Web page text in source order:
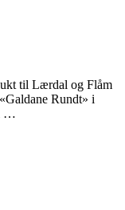
til Lærdal og Flåm
Rundt» i
…